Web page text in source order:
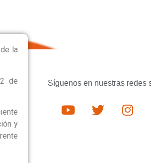
la
de
y
Síguenos en nuestras redes